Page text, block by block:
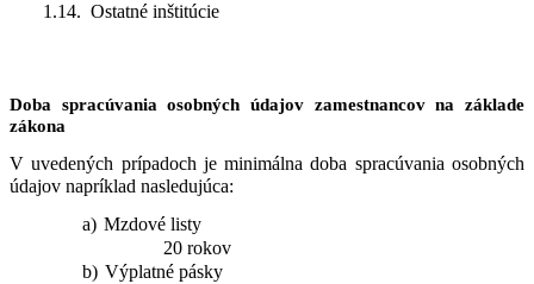
1.14. Ostatné inštitúcie
Doba spracúvania osobných údajov zamestnancov na základe
zákona
V uvedených prípadoch je minimálna doba spracúvania osobných
údajov napríklad nasledujúca:
a) Mzdové listy
20 rokov
b) Výplatné pásky